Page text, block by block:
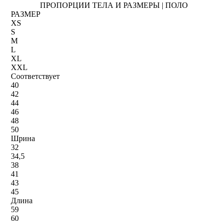
ПРОПОРЦИИ ТЕЛА И РАЗМЕРЫ | ПОЛО
РАЗМЕР
XS
S
M
L
XL
XXL
Соответствует
40
42
44
46
48
50
Шрина
32
34,5
38
41
43
45
Длина
59
60